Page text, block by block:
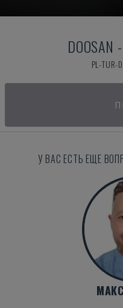
DOOSAN -
PL-
У ВАС ЕСТЬ ЕЩЕ